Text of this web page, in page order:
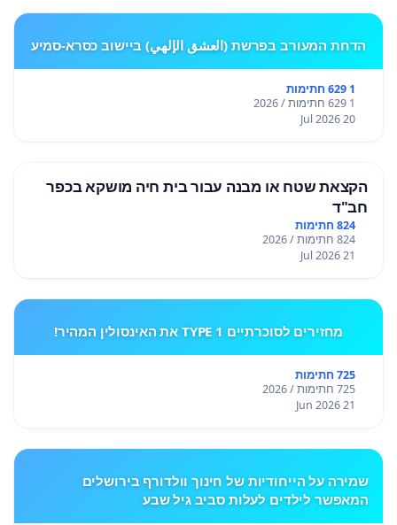
הדחת המעורב בפרשת (العشق الإلهي) ביישוב כסרא-סמיע
1 629 חתימות
1 629 חתימות / 2026
20 Jul 2026
הקצאת שטח או מבנה עבור בית חיה מושקא בכפר
חב"ד
824 חתימות
824 חתימות / 2026
21 Jul 2026
מחזירים לסוכרתיים TYPE 1 את האינסולין המהיר!
725 חתימות
725 חתימות / 2026
21 Jun 2026
שמירה על הייחודיות של חינוך וולדורף בירושלים
המאפשר לילדים לעלות סביב גיל שבע